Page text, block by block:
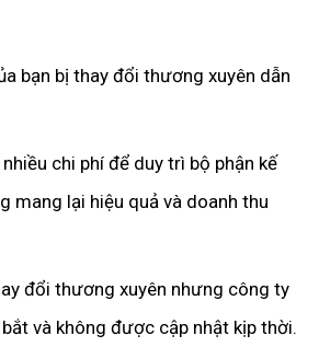
bạn bị thay đổi thương xuyên dẫn
chi phí để duy trì bộ phận kế
mang lại hiệu quả và doanh thu
đổi thương xuyên nhưng công ty
và không được cập nhật kịp thời.